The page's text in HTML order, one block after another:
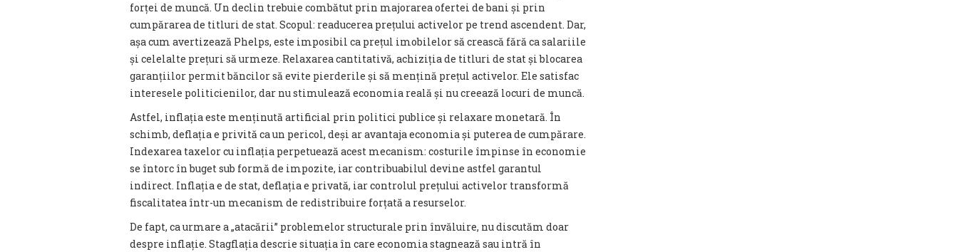
forței de muncă. Un declin trebuie combătut prin majorarea ofertei de bani și prin
cumpărarea de titluri de stat. Scopul: readucerea prețului activelor pe trend ascendent. Dar,
așa cum avertizează Phelps, este imposibil ca prețul imobilelor să crească fără ca salariile
și celelalte prețuri să urmeze. Relaxarea cantitativă, achiziția de titluri de stat și blocarea
garanțiilor permit băncilor să evite pierderile și să mențină prețul activelor. Ele satisfac
interesele politicienilor, dar nu stimulează economia reală și nu creează locuri de muncă.
Astfel, inflația este menținută artificial prin politici publice și relaxare monetară. În
schimb, deflația e privită ca un pericol, deși ar avantaja economia și puterea de cumpărare.
Indexarea taxelor cu inflația perpetuează acest mecanism: costurile împinse în economie
se întorc în buget sub formă de impozite, iar contribuabilul devine astfel garantul
indirect. Inflația e de stat, deflația e privată, iar controlul prețului activelor transformă
fiscalitatea într-un mecanism de redistribuire forțată a resurselor.
De fapt, ca urmare a „atacării” problemelor structurale prin învăluire, nu discutăm doar
despre inflație. Stagflația descrie situația în care economia stagnează sau intră în